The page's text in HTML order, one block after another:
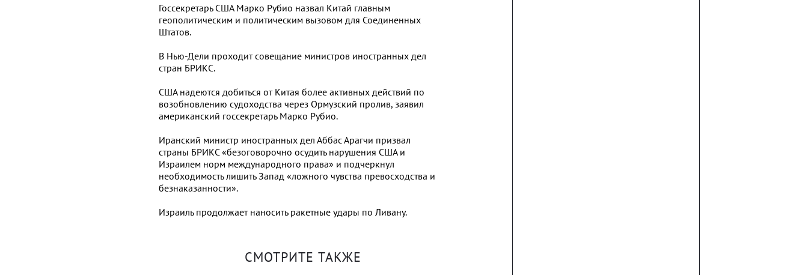
Госсекретарь США Марко Рубио назвал Китай главным
геополитическим и политическим вызовом для Соединенных
Штатов.
В Нью-Дели проходит совещание министров иностранных дел
стран БРИКС.
США надеются добиться от Китая более активных действий по
возобновлению судоходства через Ормузский пролив, заявил
американский госсекретарь Марко Рубио.
Иранский министр иностранных дел Аббас Арагчи призвал
страны БРИКС «безоговорочно осудить нарушения США и
Израилем норм международного права» и подчеркнул
необходимость лишить Запад «ложного чувства превосходства и
безнаказанности».
Израиль продолжает наносить ракетные удары по Ливану.
СМОТРИТЕ ТАКЖЕ